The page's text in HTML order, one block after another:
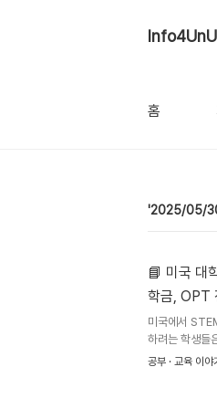
홈
2025/05/
📘 미국 대
학금, OPT
미국에서
하려는 학생들
수학 등 이공계
공부 · 교육 이야